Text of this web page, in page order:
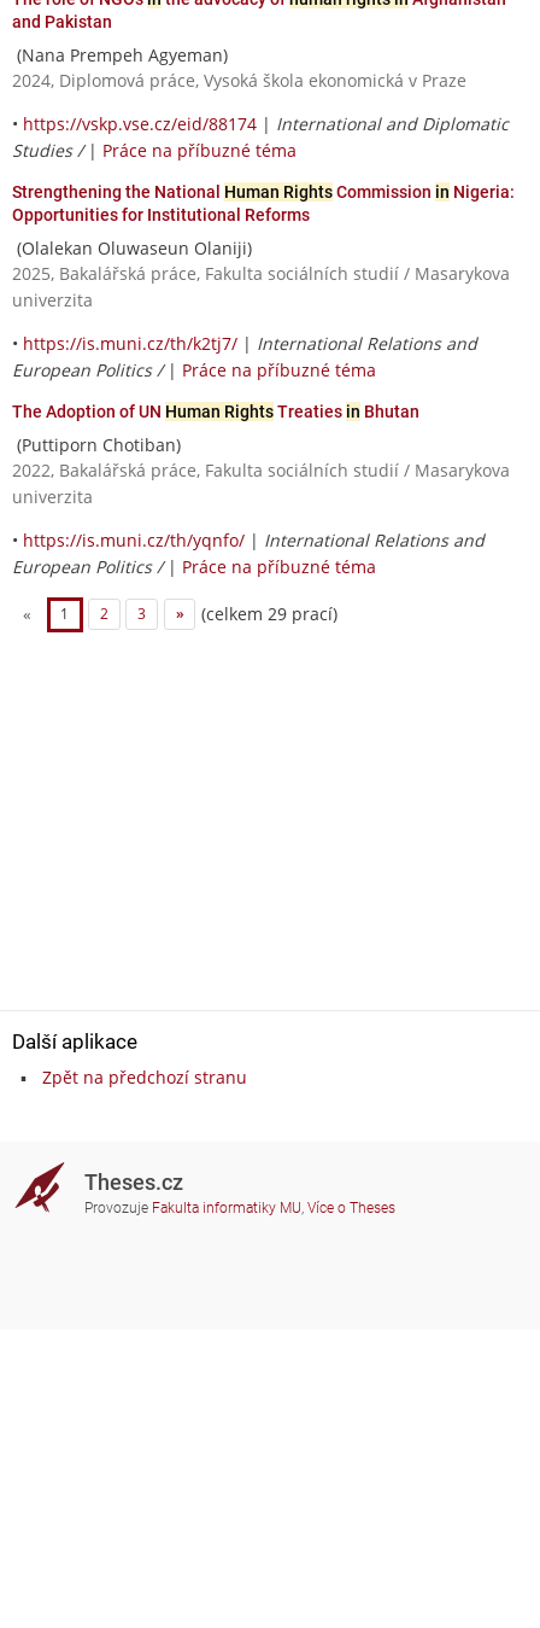
and Pakistan
(Nana Prempeh Agyeman)
2024, Diplomová práce, Vysoká škola ekonomická v Praze
• https://vskp.vse.cz/eid/88174 | International and Diplomatic
Studies / | Práce na příbuzné téma
Strengthening the National Human RightsCommission in Nigeria:
Opportunities for Institutional Reforms
(Olalekan Oluwaseun Olaniji)
2025, Bakalářská práce, Fakulta sociálních studií / Masarykova
univerzita
• https://is.muni.cz/th/k2tj7/ | International Relations and
European Politics / | Práce na příbuzné téma
The Adoption of UN Human RightsTreaties in Bhutan
(Puttiporn Chotiban)
2022, Bakalářská práce, Fakulta sociálních studií / Masarykova
univerzita
• https://is.muni.cz/th/yqnfo/ | International Relations and
European Politics / | Práce na příbuzné téma
« 1 2 3 » (celkem 29 prací)
Další aplikace
Zpět na předchozí stranu
Theses.cz
Provozuje Fakulta informatiky MU, Více o Theses